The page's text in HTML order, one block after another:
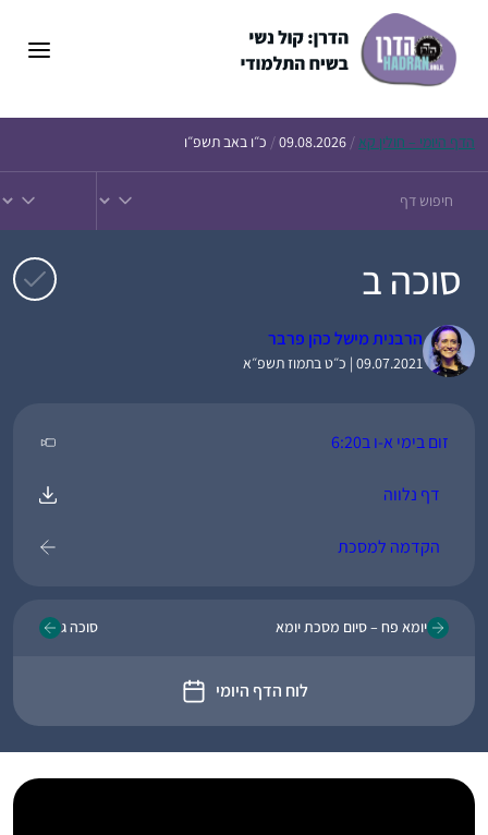
הדף היומי – חולין קא/
09.08.2026
/ כ״ו באב תשפ״ו
סוכה ב
הרבנית מישל כהן פרבר
09.07.2021 | כ״ט בתמוז תשפ״א
זום בימי א-ו ב6:20
דף נלווה
הקדמה למסכת
יומא פח – סיום מסכת יומא
לוח הדף היומי
סוכה ג